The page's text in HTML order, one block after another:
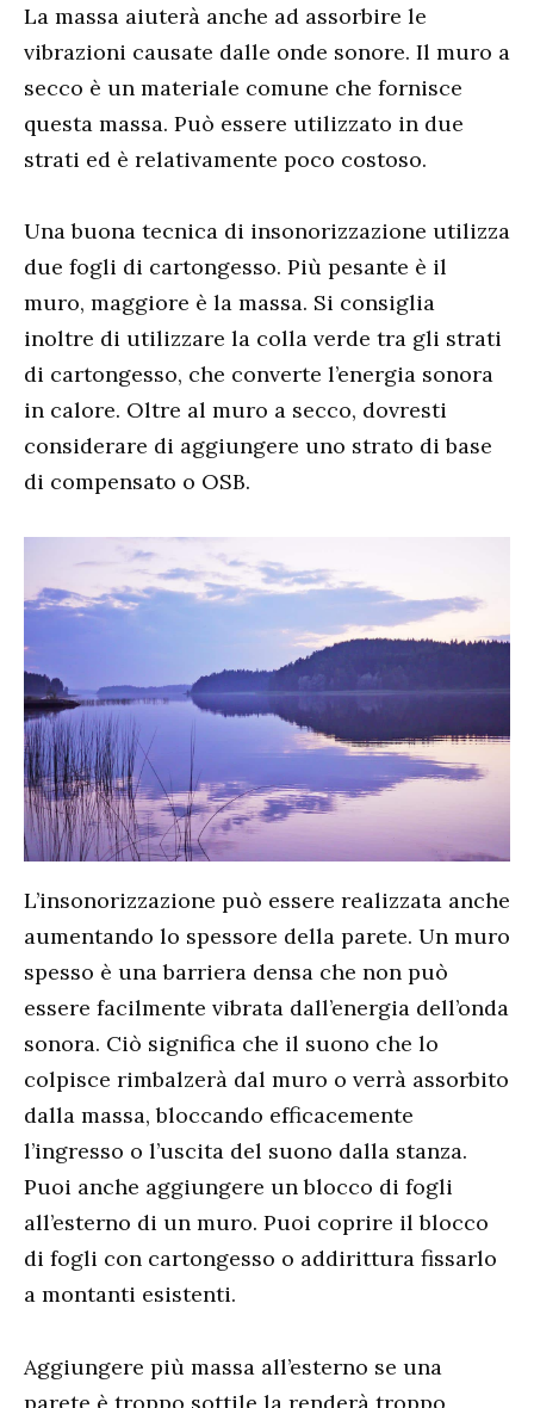
La massa aiuterà anche ad assorbire le
vibrazioni causate dalle onde sonore. Il muro a
secco è un materiale comune che fornisce
questa massa. Può essere utilizzato in due
strati ed è relativamente poco costoso.
Una buona tecnica di insonorizzazione utilizza
due fogli di cartongesso. Più pesante è il
muro, maggiore è la massa. Si consiglia
inoltre di utilizzare la colla verde tra gli strati
di cartongesso, che converte l’energia sonora
in calore. Oltre al muro a secco, dovresti
considerare di aggiungere uno strato di base
di compensato o OSB.
L’insonorizzazione può essere realizzata anche
aumentando lo spessore della parete. Un muro
spesso è una barriera densa che non può
essere facilmente vibrata dall’energia dell’onda
sonora. Ciò significa che il suono che lo
colpisce rimbalzerà dal muro o verrà assorbito
dalla massa, bloccando efficacemente
l’ingresso o l’uscita del suono dalla stanza.
Puoi anche aggiungere un blocco di fogli
all’esterno di un muro. Puoi coprire il blocco
di fogli con cartongesso o addirittura fissarlo
a montanti esistenti.
Aggiungere più massa all’esterno se una
parete è troppo sottile la renderà troppo